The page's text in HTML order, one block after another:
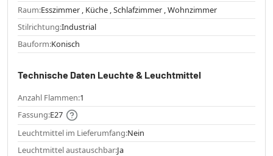
Raum:Esszimmer , Küche , Schlafzimmer , Wohnzimmer
Stilrichtung:Industrial
Bauform:Konisch
Technische Daten Leuchte & Leuchtmittel
Anzahl Flammen:1
Fassung:E27
Leuchtmittel im Lieferumfang:Nein
Leuchtmittel austauschbar:Ja